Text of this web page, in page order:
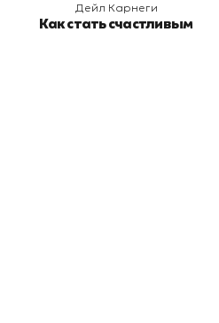
Дейл Карнеги
Как стать счастливым